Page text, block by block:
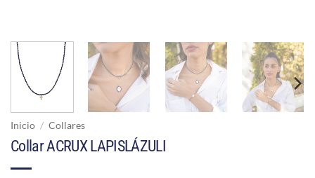
Inicio / Collares
Collar ACRUX LAPISLÁZULI